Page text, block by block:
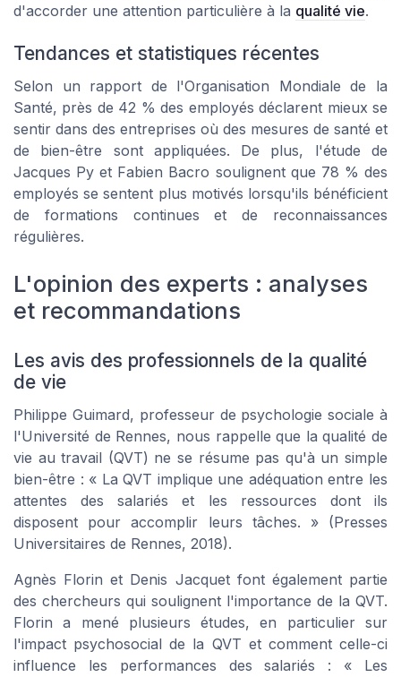
d'accorder une attention particulière à la qualité vie.
Tendances et statistiques récentes
Selon un rapport de l'Organisation Mondiale de la
Santé, près de 42 % des employés déclarent mieux se
sentir dans des entreprises où des mesures de santé et
de bien-être sont appliquées. De plus, l'étude de
Jacques Py et Fabien Bacro soulignent que 78 % des
employés se sentent plus motivés lorsqu'ils bénéficient
de formations continues et de reconnaissances
régulières.
L'opinion des experts : analyses
et recommandations
Les avis des professionnels de la qualité
de vie
Philippe Guimard, professeur de psychologie sociale à
l'Université de Rennes, nous rappelle que la qualité de
vie au travail (QVT) ne se résume pas qu'à un simple
bien-être : « La QVT implique une adéquation entre les
attentes des salariés et les ressources dont ils
disposent pour accomplir leurs tâches. »(Presses
Universitaires de Rennes, 2018).
Agnès Florin et Denis Jacquet font également partie
des chercheurs qui soulignent l'importance de la QVT.
Florin a mené plusieurs études, en particulier sur
l'impact psychosocial de la QVT et comment celle-ci
influence les performances des salariés : « Les